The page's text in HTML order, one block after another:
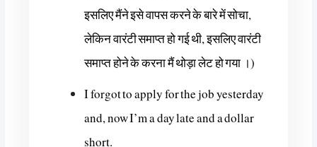
इसलिए मैंने इसे वापस करने के बारे में सोचा,
लेकिन वारंटी समाप्त हो गई थी, इसलिए वारंटी
समाप्त होने के करना मैं थोड़ा लेट हो गया ।)
I forgot to apply for the job yesterday
and, now I’m a day late and a dollar
short.